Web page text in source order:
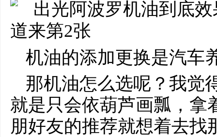
机油的添加更换是汽车
那机油怎么选呢？我觉
就是只会依葫芦画瓢，拿
朋好友的推荐就想着去找